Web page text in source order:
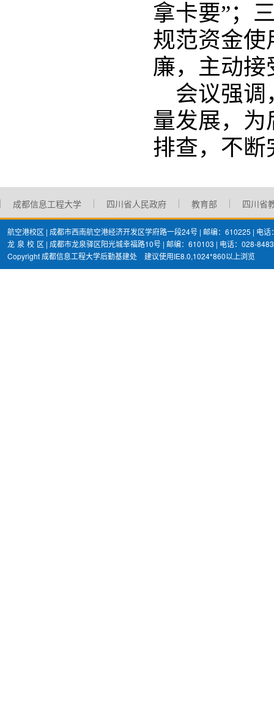
拿卡要”；
规范资金使
廉，主动接
会议强调
量发展，
排查，不断
成都信息工程大学 四川省人民政府 教育部 四川省
航空港校区 | 成都市西南航空港经济开发区学府路一段24号 | 邮编：610225 | 电
龙 泉 校 区 | 成都市龙泉驿区阳光城幸福路10号 | 邮编：610103 | 电话：028-
Copyright 成都信息工程大学后勤基建处 建议使用IE8.0,1024*860以上浏览